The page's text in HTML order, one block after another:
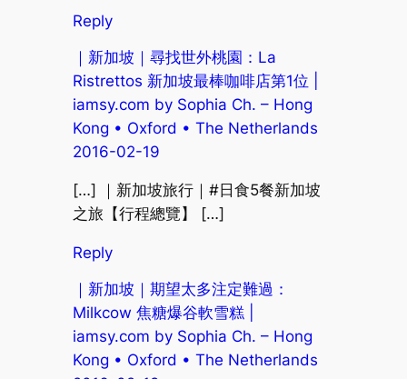
Reply
｜新加坡｜尋找世外桃園：La
Ristrettos 新加坡最棒咖啡店第1位 |
iamsy.com by Sophia Ch. – Hong
Kong • Oxford • The Netherlands
2016-02-19
[…] ｜新加坡旅行｜#日食5餐新加坡
之旅【行程總覽】 […]
Reply
｜新加坡｜期望太多注定難過：
Milkcow 焦糖爆谷軟雪糕 |
iamsy.com by Sophia Ch. – Hong
Kong • Oxford • The Netherlands